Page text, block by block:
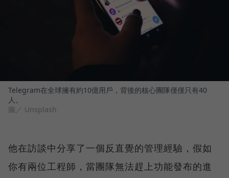
Telegram在全球擁有約10億用戶，背後的核心團隊僅僅只有40
人。
圖／ Unsplash
他在訪談中分享了一個反直覺的管理經驗，假如
你有兩位工程師，當團隊無法趕上功能發布的進